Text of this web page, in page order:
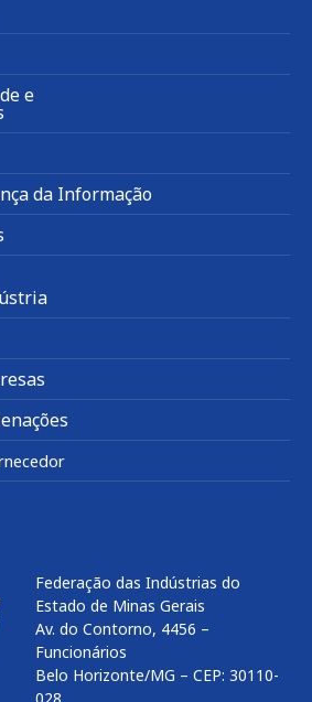
e
da Informação
Federação das Indústrias do
Estado de Minas Gerais
Av. do Contorno, 4456 –
Funcionários
Belo Horizonte/MG – CEP: 30110-